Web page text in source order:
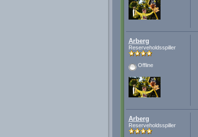
Arberg
Reserveholdsspiller
Offline
Arberg
Reserveholdsspiller